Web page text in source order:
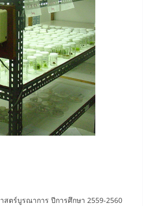
สตร์บูรณาการ ปีการศึกษา 2559-2560